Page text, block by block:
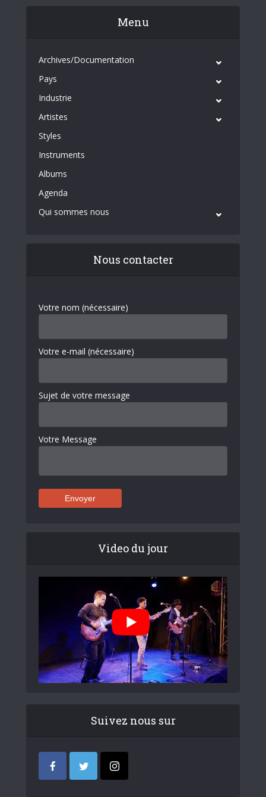
Menu
Archives/Documentation
Pays
Industrie
Artistes
Styles
Instruments
Albums
Agenda
Qui sommes nous
Nous contacter
Votre nom (nécessaire)
Votre e-mail (nécessaire)
Sujet de votre message
Votre Message
Video du jour
Suivez nous sur